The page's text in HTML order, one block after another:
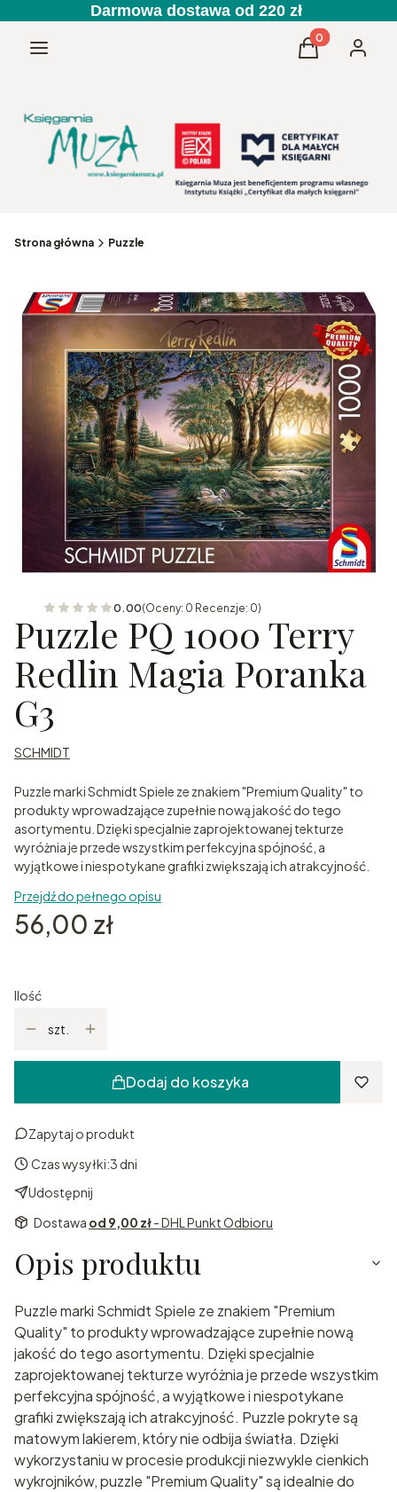
Darmowa dostawa od 220 zł
Menu Produkty w
Koszyk
Strona główna Puzzle
0.00(Oceny: 0 Recenzje: 0)
Puzzle PQ 1000 Terry
Redlin Magia Poranka
G3
SCHMIDT
Puzzle marki Schmidt Spiele ze znakiem "Premium Quality" to
produkty wprowadzające zupełnie nową jakość do tego
asortymentu. Dzięki specjalnie zaprojektowanej tekturze
wyróżnia je przede wszystkim perfekcyjna spójność, a
wyjątkowe i niespotykane grafiki zwiększają ich atrakcyjność.
Przejdź do pełnego opisu
Cena
56,00 zł
Ilość
szt.
Dodaj do koszyka
Zapytaj o produkt
Czas wysyłki:3 dni
Udostępnij
Dostawa od 9,00 zł- DHL Punkt Odbioru
Opis produktu
Puzzle marki Schmidt Spiele ze znakiem "Premium
Quality" to produkty wprowadzające zupełnie nową
jakość do tego asortymentu. Dzięki specjalnie
zaprojektowanej tekturze wyróżnia je przede wszystkim
perfekcyjna spójność, a wyjątkowe i niespotykane
grafiki zwiększają ich atrakcyjność. Puzzle pokryte są
matowym lakierem, który nie odbija światła. Dzięki
wykorzystaniu w procesie produkcji niezwykle cienkich
wykrojników, puzzle "Premium Quality" są idealnie do